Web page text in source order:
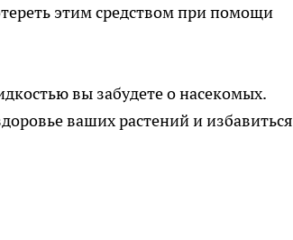
этим средством при помощи
вы забудете о насекомых.
ваших растений и избавиться